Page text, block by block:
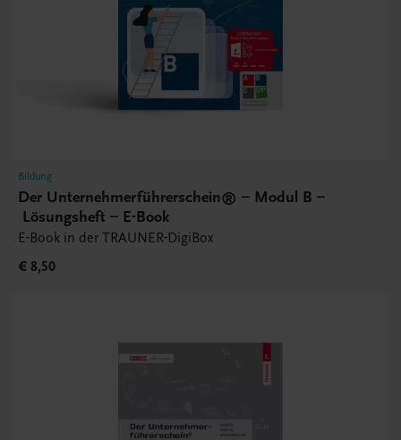
Bildung
Der Unternehmerführerschein® – Modul B –
Lösungsheft – E-Book
E-Book in der TRAUNER-DigiBox
€ 8,50